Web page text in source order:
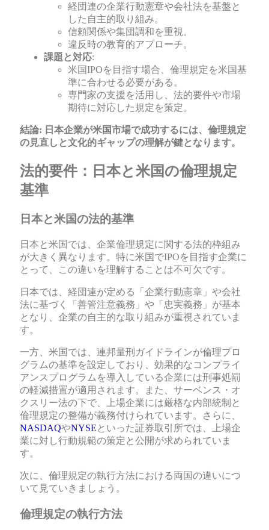
経団連の企業行動憲章や会社法を基盤と
した自主的取り組み。
信頼関係や集団調和を重視。
違反時の教育的アプローチ。
課題と対応:
米国IPOを目指す場合、倫理規定を米国基
準に合わせる必要がある。
専門家の支援を活用し、法的要件や市場
期待に対応した規定を策定。
結論: 日本企業が米国市場で成功するには、倫理規定
の見直しと文化的ギャップの理解が鍵となります。
法的要件：日本と米国の倫理規定
基準
日本と米国の法的基準
日本と米国では、企業倫理規定に関する法的枠組み
が大きく異なります。特に米国でIPOを目指す企業に
とって、この違いを理解することは不可欠です。
日本では、経団連が定める「企業行動憲章」や会社
法に基づく「善管注意義務」や「忠実義務」が基本
となり、企業の自主的な取り組みが重視されていま
す。
一方、米国では、連邦量刑ガイドラインが倫理プロ
グラムの基準を設定しており、効果的なコンプライ
アンスプログラムを導入している企業には刑事処罰
の軽減措置が適用されます。また、サーベンス・オ
クスリー法の下で、上場企業には厳格な内部統制と
倫理規定の整備が義務付けられています。さらに、
NASDAQやNYSE といった証券取引所では、上場企
業に対し行動規範の策定と公開が求められていま
す。
次に、倫理規定の執行方法における両国の違いにつ
いて見ていきましょう。
倫理規定の執行方法